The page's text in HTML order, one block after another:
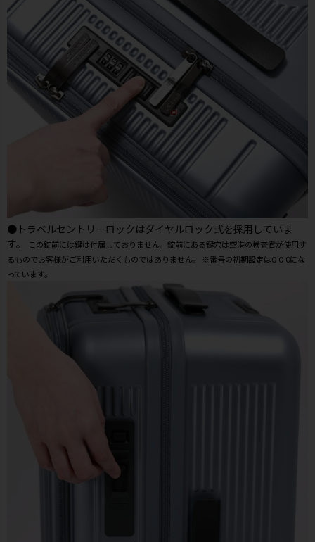
●トラベルセントリーロックはダイヤルロック式を採用していま
す。
この錠前には鍵は付属しておりません。錠前にある鍵穴は空港の検査官が使用す
るものでお客様がご利用いただくものではありません。 ※番号の初期設定は0-0-0にな
っています。